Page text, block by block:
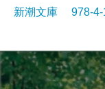
新潮文庫 978-